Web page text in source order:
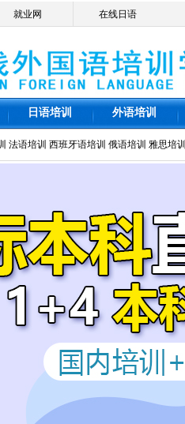
就业网 在线日语
日语培训 外语培训
法语培训 西班牙语培训 俄语培训 雅思培训